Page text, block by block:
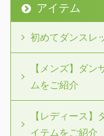
アイテム
初めてダンスレ
【メンズ】ダ
ムをご紹介
【レディース
イテムをご紹介